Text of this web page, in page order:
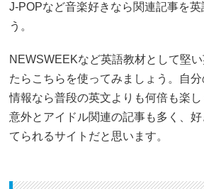
J-POPなど音楽好きなら関連記事を英
う。
NEWSWEEKなど英語教材として堅
たらこちらを使ってみましょう。自
情報なら普段の英文よりも何倍も楽し
意外とアイドル関連の記事も多く、
てられるサイトだと思います。